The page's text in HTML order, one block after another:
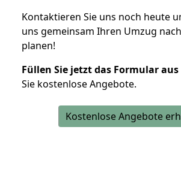
Kontaktieren Sie uns noch heute
uns gemeinsam Ihren Umzug
planen!
Füllen Sie jetzt das Formular aus
Sie kostenlose Angebote.
Kostenlose Angebote